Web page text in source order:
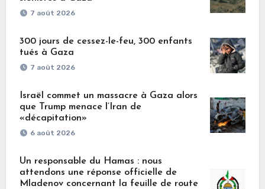
7 août 2026
300 jours de cessez-le-feu, 300 enfants
tués à Gaza
7 août 2026
Israël commet un massacre à Gaza alors
que Trump menace l’Iran de
«décapitation»
6 août 2026
Un responsable du Hamas : nous
attendons une réponse officielle de
Mladenov concernant la feuille de route